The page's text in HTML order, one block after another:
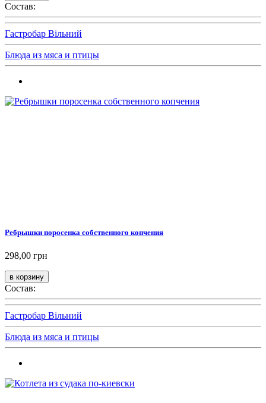
Состав:
Гастробар Вільний
Блюда из мяса и птицы
Ребрышки поросенка собственного копчения
298,00 грн
Состав:
Гастробар Вільний
Блюда из мяса и птицы